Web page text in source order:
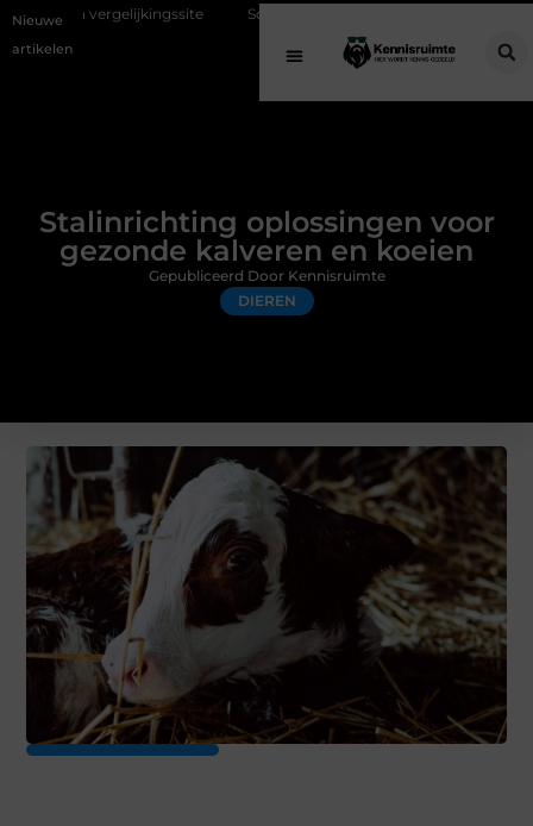
Nieuwe
artikelen
Schenking aan een goed doel: waarom geven belangrijk
Stalinrichting oplossingen voor
gezonde kalveren en koeien
DIEREN
Gepubliceerd Door Kennisruimte